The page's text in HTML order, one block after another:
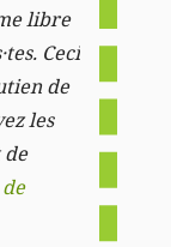
libre
Ceci
de
les
de